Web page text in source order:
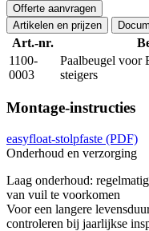
Offerte aanvragen
Artikelen en prijzen
Art.-nr.
1100-
0003
Paalbeugel voor
steigers
Montage-instructies
easyfloat-stolpfaste (PDF)
Onderhoud en verzorging
Laag onderhoud:
van vuil te voorkomen
Voor een langere
controleren bij jaarlijkse